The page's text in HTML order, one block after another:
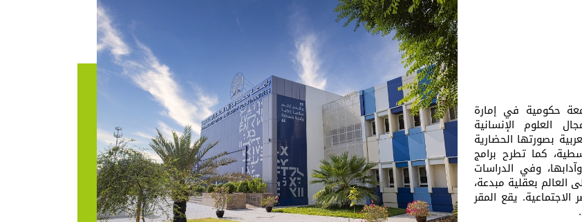
حكومية في إمارة
العلوم الإنسانية
بصورتها الحضارية
كما تطرح برامج
وفي الدراسات
العالم بعقلية مبدعة،
الاجتماعية. يقع المقر